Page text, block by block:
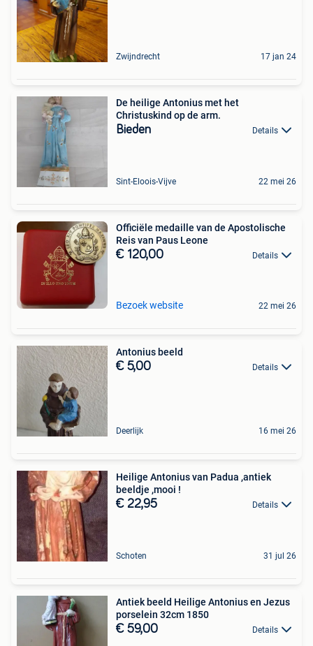
Zwijndrecht 17 jan 24
De heilige Antonius met het
Christuskind op de arm.
Bieden Details
Sint-Eloois-Vijve 22 mei 26
Officiële medaille van de Apostolische
Reis van Paus Leone
€ 120,00 Details
Bezoek website 22 mei 26
Antonius beeld
€ 5,00 Details
Deerlijk 16 mei 26
Heilige Antonius van Padua ,antiek
beeldje ,mooi !
€ 22,95 Details
Schoten 31 jul 26
Antiek beeld Heilige Antonius en Jezus
porselein 32cm 1850
€ 59,00 Details